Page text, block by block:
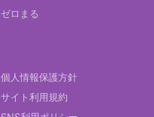
ゼロまる
個人情報保護方針
サイト利用規約